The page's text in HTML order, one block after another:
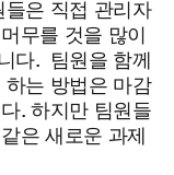
들은 직접 관리자
무를 것을 많이
다.
팀원을 함께
하는 방법은 마감
다.하지만 팀원들
은 새로운 과제